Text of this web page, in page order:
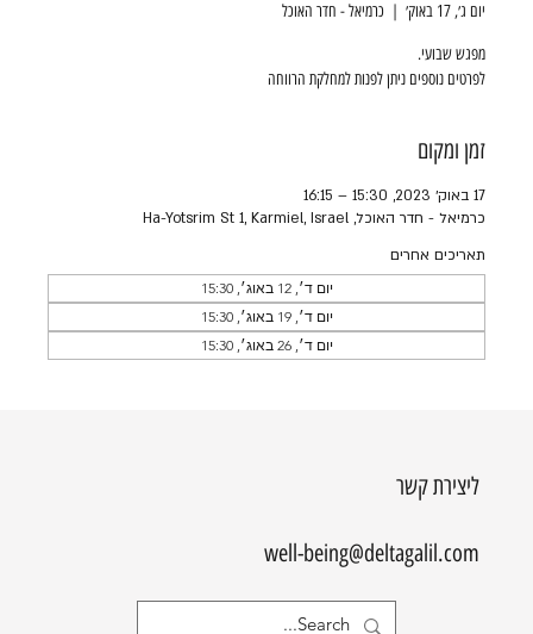
יום ג׳, 17 באוק׳
  |
כרמיאל - חדר האוכל
לפרטים נוספים ניתן לפנות למחלקת הרווחה
זמן ומקום
17 באוק׳ 2023, 15:30 – 16:15
כרמיאל - חדר האוכל, Ha-Yotsrim St 1, Karmiel, Israel
תאריכים אחרים
יום ד׳, 12 באוג׳, 15:30
יום ד׳, 19 באוג׳, 15:30
יום ד׳, 26 באוג׳, 15:30
ליצירת קשר
well-being@deltagalil.com